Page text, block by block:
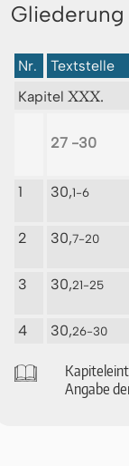
Nr.
Textstelle
Kapitel XXX.
27 -30
1 30,1-6
2 30,7-20
3 30,21-25
4 30,26-30
🕮
An­ga­be